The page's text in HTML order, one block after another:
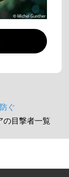
ぐ
の目撃者一覧